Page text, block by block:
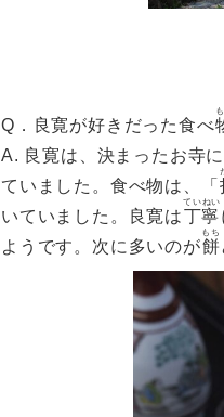
Q．良寛が好きだった食べ
A. 良寛は、決まったお寺
ていました。食べ物は、「
いていました。良寛は丁寧
ていねい
ようです。次に多いのが餅
もち